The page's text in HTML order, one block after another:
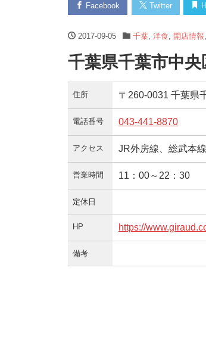
Facebook Twitter
2017-09-05 千葉, 洋食 開店情報
千葉県千葉市中
住所 〒260-0031 千葉県
電話番号 043-441-8870
アクセス JR外房線、総武
営業時間 11：00～22：30
定休日
HP https://
備考